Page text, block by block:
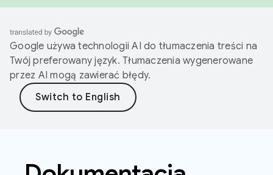
Google używa technologii AI do tłumaczenia treści na
Twój preferowany język. Tłumaczenia wygenerowane
przez AI mogą zawierać błędy.